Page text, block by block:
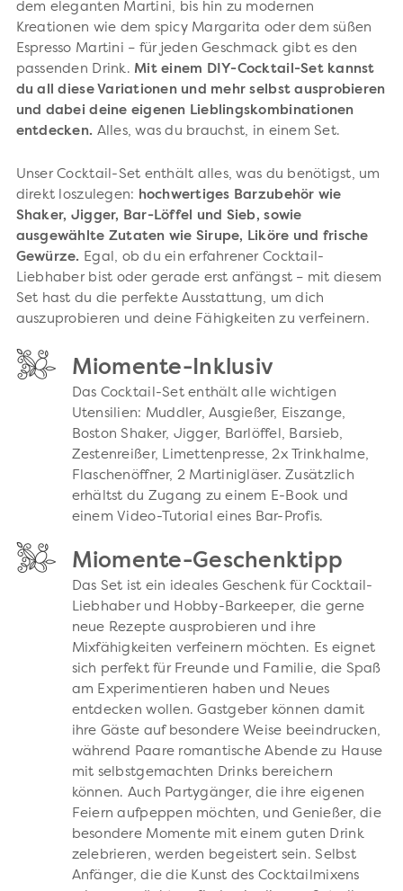
dem eleganten Martini, bis hin zu modernen
Kreationen wie dem spicy Margarita oder dem süßen
Espresso Martini – für jeden Geschmack gibt es den
passenden Drink. Mit einem DIY-Cocktail-Set kannst
du all diese Variationen und mehr selbst ausprobieren
und dabei deine eigenen Lieblingskombinationen
entdecken. Alles, was du brauchst, in einem Set.
Unser Cocktail-Set enthält alles, was du benötigst, um
direkt loszulegen: hochwertiges Barzubehör wie
Shaker, Jigger, Bar-Löffel und Sieb, sowie
ausgewählte Zutaten wie Sirupe, Liköre und frische
Gewürze. Egal, ob du ein erfahrener Cocktail-
Liebhaber bist oder gerade erst anfängst – mit diesem
Set hast du die perfekte Ausstattung, um dich
auszuprobieren und deine Fähigkeiten zu verfeinern.
Miomente-Inklusiv
Das Cocktail-Set enthält alle wichtigen
Utensilien: Muddler, Ausgießer, Eiszange,
Boston Shaker, Jigger, Barlöffel, Barsieb,
Zestenreißer, Limettenpresse, 2x Trinkhalme,
Flaschenöffner, 2 Martinigläser. Zusätzlich
erhältst du Zugang zu einem E-Book und
einem Video-Tutorial eines Bar-Profis.
Miomente-Geschenktipp
Das Set ist ein ideales Geschenk für Cocktail-
Liebhaber und Hobby-Barkeeper, die gerne
neue Rezepte ausprobieren und ihre
Mixfähigkeiten verfeinern möchten. Es eignet
sich perfekt für Freunde und Familie, die Spaß
am Experimentieren haben und Neues
entdecken wollen. Gastgeber können damit
ihre Gäste auf besondere Weise beeindrucken,
während Paare romantische Abende zu Hause
mit selbstgemachten Drinks bereichern
können. Auch Partygänger, die ihre eigenen
Feiern aufpeppen möchten, und Genießer, die
besondere Momente mit einem guten Drink
zelebrieren, werden begeistert sein. Selbst
Anfänger, die die Kunst des Cocktailmixens